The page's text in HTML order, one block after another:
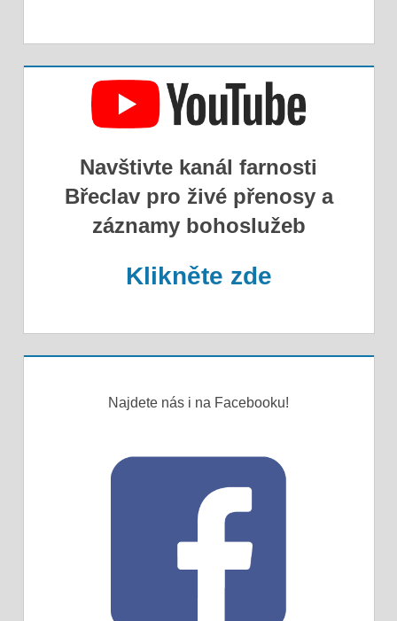
Navštivte kanál farnosti
Břeclav pro živé přenosy a
záznamy bohoslužeb
Klikněte zde
Najdete nás i na Facebooku!